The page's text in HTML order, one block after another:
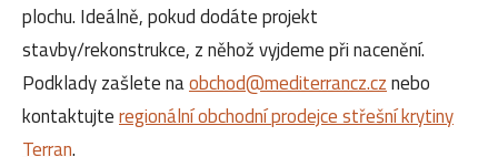
plochu. Ideálně, pokud dodáte projekt
stavby/rekonstrukce, z něhož vyjdeme při nacenění.
Podklady zašlete naobchod@mediterrancz.cznebo
kontaktujteregionální obchodní prodejce střešní krytiny
Terran.